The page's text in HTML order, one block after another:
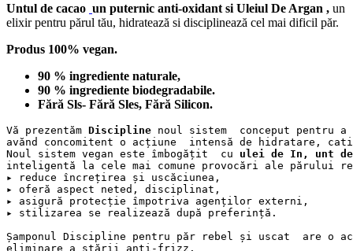
Untul de cacao un puternic anti-oxidant si Uleiul De Argan , un
elixir pentru părul tău, hidratează si disciplinează cel mai dificil păr.
Produs 100% vegan.
90 % ingrediente naturale,
90 % ingrediente biodegradabile.
Fără Sls- Fără Sles, Fără Silicon.
Vă prezentăm Discipline noul sistem  conceput
avănd concomitent o acțiune  intensă de hidratare,
Noul sistem vegan este îmbogățit  cu ulei de In, unt de
inteligentă la cele mai comune provocări ale părului
▸ reduce încrețirea și uscăciunea,
▸ oferă aspect neted, disciplinat,
▸ asigură protecție împotriva agenților externi,
▸ stilizarea se realizează după preferință.
Șamponul Discipline pentru păr rebel și uscat  are